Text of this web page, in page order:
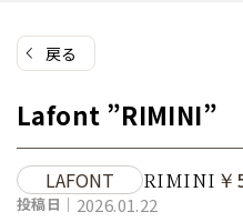
プ
戻る
Lafont ”RIMINI”
LAFONT RIMINI
投稿日｜ 2026.01.22